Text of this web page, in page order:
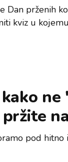
Dan prženih
kviz u
kako
pod hitno